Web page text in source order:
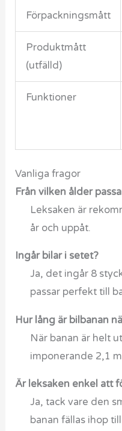
Förpackningsmått
Produktmått
(utfälld)
Funktioner
Vanliga fragor
Från vilken ålder
Leksaken är
år och uppåt.
Ingår bilar i setet?
Ja, det ingår 8
passar perfekt till
Hur lång är bilbanan
När banan är helt
imponerande 2,1
Är leksaken enkel att
Ja, tack vare den
banan fällas ihop